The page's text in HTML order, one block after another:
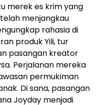
merek es krim yang
menjangkau
rahasia di
produk Yili, tur
pasangan kreator
Perjalanan mereka
permukiman
Di sana, pasangan
Joyday menjadi